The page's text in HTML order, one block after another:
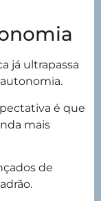
já ultrapassa
é que
mais
de